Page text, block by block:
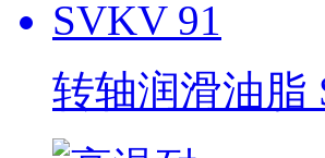
转轴润滑油脂